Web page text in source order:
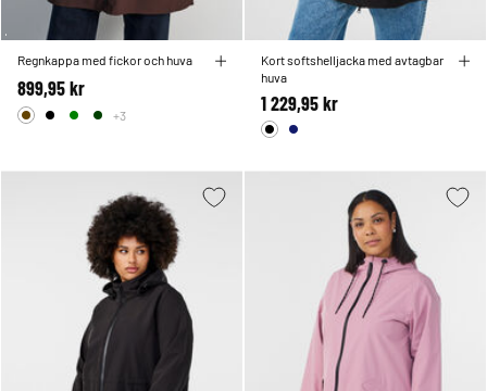
Regnkappa med fickor och huva
899,95 kr
+3
Kort softshelljacka med avtagbar
huva
1 229,95 kr